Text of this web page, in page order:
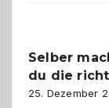
und
Selber
du die
25. Dezember